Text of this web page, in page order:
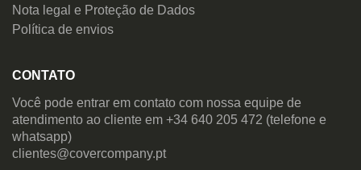
Nota legal e Proteção de Dados
Política de envios
CONTATO
Você pode entrar em contato com nossa equipe de
atendimento ao cliente em +34 640 205 472 (telefone e
whatsapp)
clientes@covercompany.pt